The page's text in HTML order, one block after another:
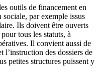
outils de financement en
par exemple issus
Ils doivent être ouverts
tous les statuts, à
Il convient aussi de
l’instruction des dossiers de
petites structures puissent y